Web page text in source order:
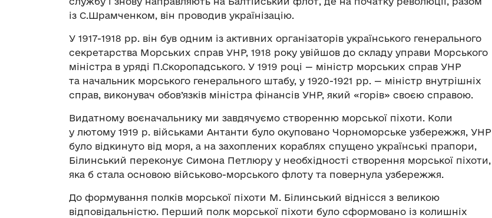
із С.Шрамченком, він проводив українізацію.
У 1917-1918 рр. він був одним із активних організаторів українського генерального
секретарства Морських справ УНР, 1918 року увійшов до складу управи Морського
міністра в уряді П.Скоропадського. У 1919 році — міністр морських справ УНР
та начальник морського генерального штабу, у 1920-1921 рр. — міністр внутрішніх
справ, виконувач обов’язків міністра фінансів УНР, який «горів» своєю справою.
Видатному воєначальнику ми завдячуємо створенню морської піхоти. Коли
у лютому 1919 р. військами Антанти було окуповано Чорноморське узбережжя, УНР
було відкинуто від моря, а на захоплених кораблях спущено українські прапори,
Білинський переконує Симона Петлюру у необхідності створення морської піхоти,
яка б стала основою військово-морського флоту та повернула узбережжя.
До формування полків морської піхоти М. Білинський віднісся з великою
відповідальністю. Перший полк морської піхоти було сформовано із колишніх